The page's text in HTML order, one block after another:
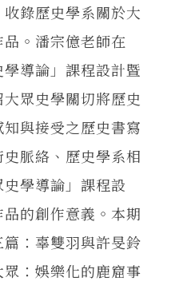
錄歷史學系關於大
。潘宗億老師在
學導論」課程設計暨
眾史學關切將歷史
知與接受之歷史書寫
脈絡、歷史學系相
學導論」課程設
的創作意義。本期
：辜雙羽與許旻鈴
：娛樂化的鹿窟事